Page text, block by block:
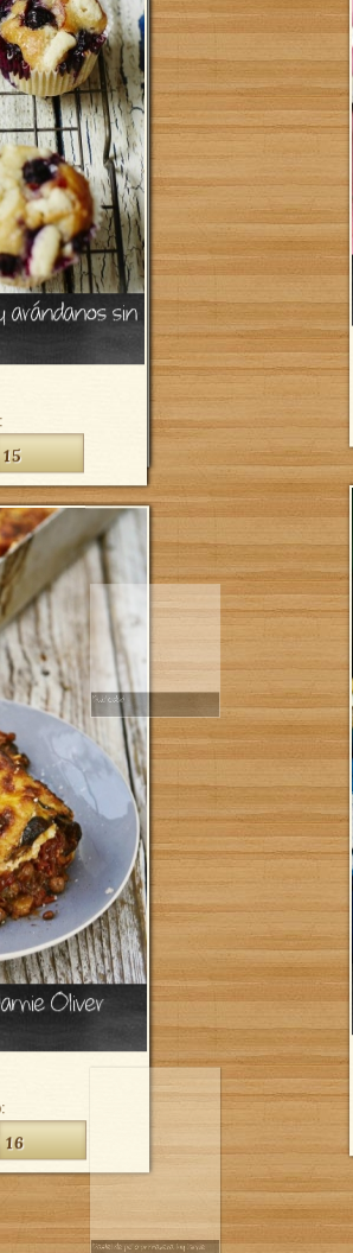
de chocolate y arándanos sin
de Jamie Oliver
15